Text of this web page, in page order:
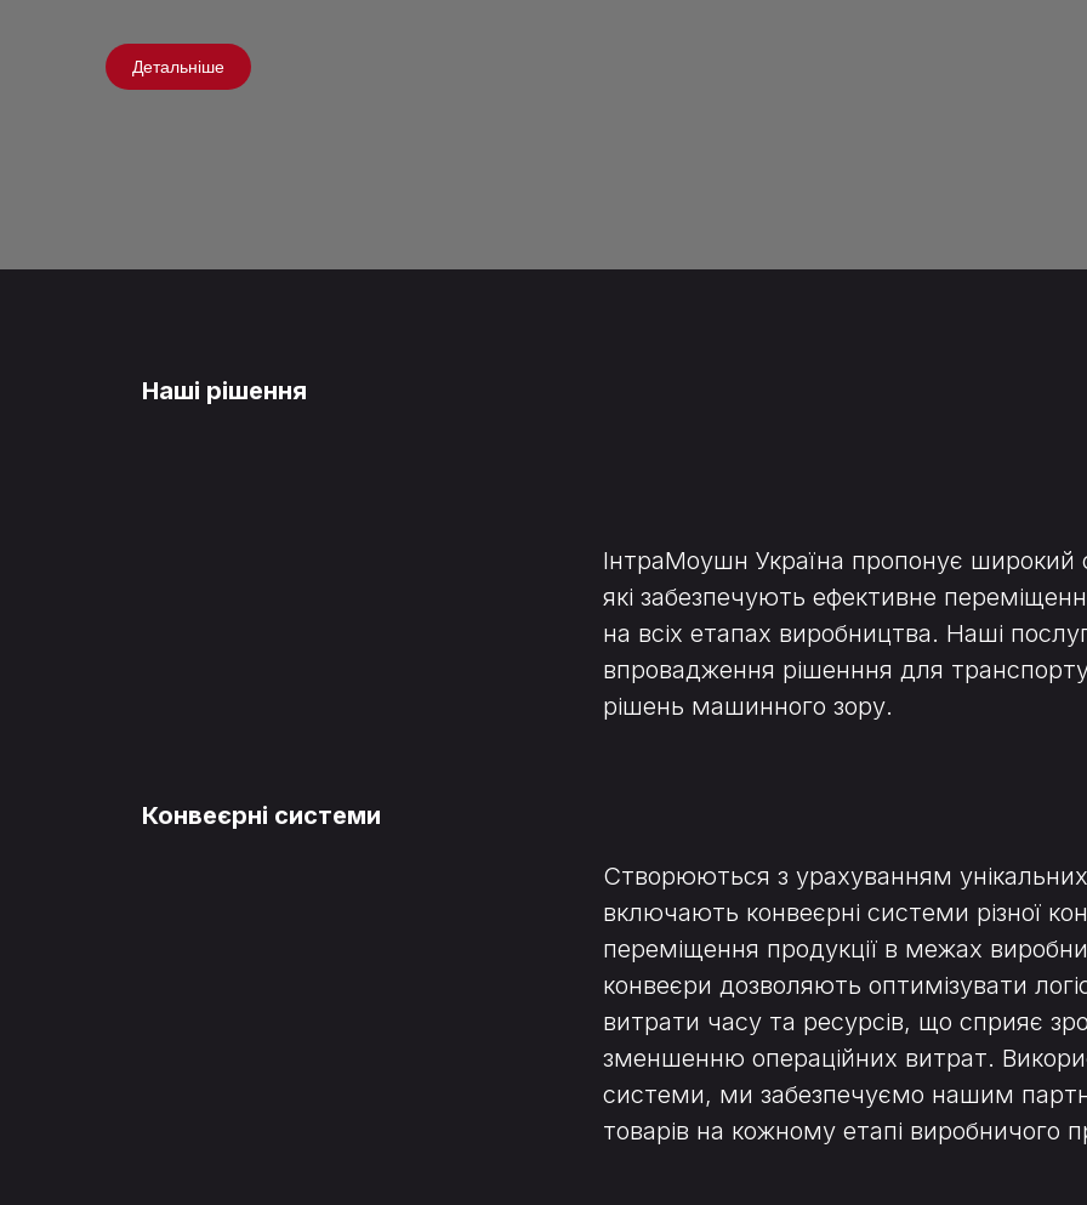
Детальніше
Наші рішення
ІнтраМоушн Україна пропонує широкий
які забезпечують ефективне
на всіх етапах виробництва. Наші
впровадження рішенння для
рішень машинного зору.
Конвеєрні системи
Створюються з урахуванням
включають конвеєрні системи різної
переміщення продукції в межах
конвеєри дозволяють оптимізувати
витрати часу та ресурсів, що сприяє
зменшенню операційних витрат.
системи, ми забезпечуємо нашим
товарів на кожному етапі виробничого